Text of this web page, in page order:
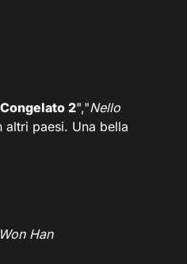
Congelato 2","Nello
paesi. Una bella
Han